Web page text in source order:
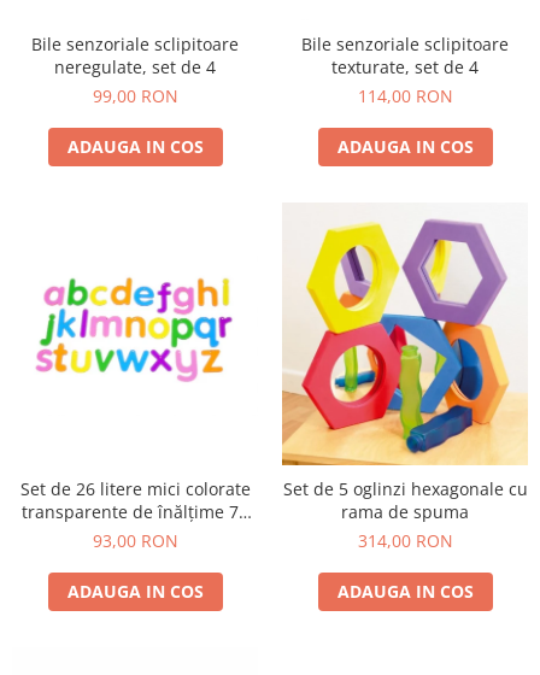
Bile senzoriale sclipitoare
neregulate, set de 4
99,00 RON
ADAUGA IN COS
Bile senzoriale sclipitoare
texturate, set de 4
114,00 RON
ADAUGA IN COS
Set de 26 litere mici colorate
transparente de înălțime 70
mm, TickiT
93,00 RON
ADAUGA IN COS
Set de 5 oglinzi hexagonale cu
rama de spuma
314,00 RON
ADAUGA IN COS